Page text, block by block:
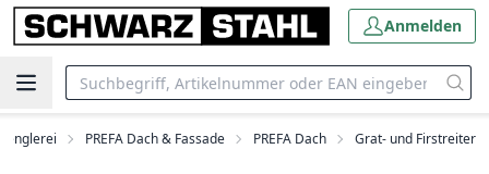
Anmelden
PREFA Dach & Fassade PREFA Dach Grat- und Firstreiter